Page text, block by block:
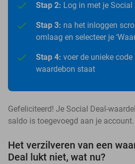
Stap 2: Log in met je Social
Stap 3: na het inloggen
omlaag en selecteer je
Stap 4: voer de unieke
waardebon staat
Gefeliciteerd! Je Social Deal-
saldo is toegevoegd aan je account.
Het verzilveren van een
Deal lukt niet, wat nu?